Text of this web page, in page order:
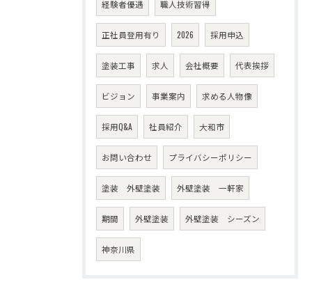
経験者優遇 職人技術習得
正社員登用有り 2026 採用申込
塗装工事 求人 会社概要 代表挨拶
ビジョン 事業案内 求める人物像
採用Q&A 社員紹介 大和市
お問い合わせ プライバシーポリシー
塗装 外壁塗装 外壁塗装 一軒家
期間 外壁塗装 外壁塗装 シーズン
神奈川県